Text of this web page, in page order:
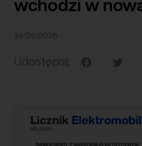
wchodzi w
24/06/2026
Udostępnij: